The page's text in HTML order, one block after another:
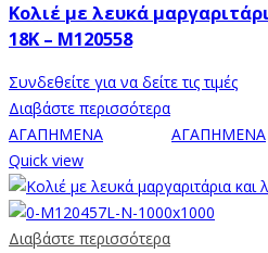
Κολιέ με λευκά
18K – M120558
Συνδεθείτε για να δείτε τις τιμές
Διαβάστε περισσότερα
ΑΓΑΠΗΜΕΝΑ
ΑΓΑΠΗΜΕΝΑ
Quick view
Διαβάστε περισσότερα